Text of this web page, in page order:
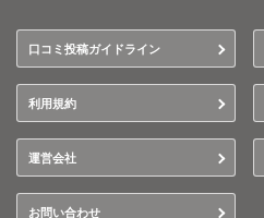
口コミ投稿ガイドライン
利用規約
運営会社
お問い合わせ